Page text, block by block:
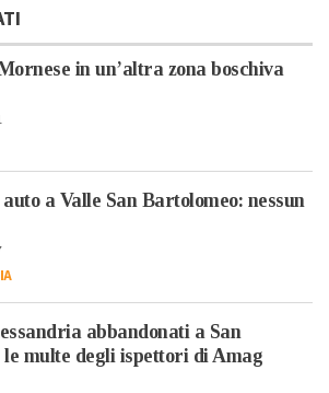
in un’altra zona boschiva
a Valle San Bartolomeo: nessun
abbandonati a San
le multe degli ispettori di Amag